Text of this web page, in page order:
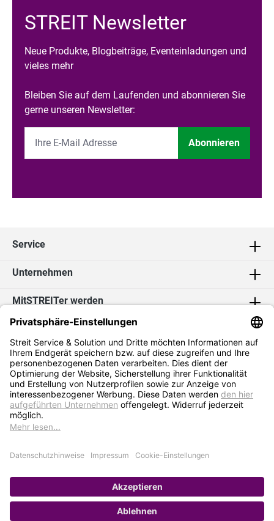
STREIT Newsletter
Neue Produkte, Blogbeiträge, Eventeinladungen und
vieles mehr
Bleiben Sie auf dem Laufenden und abonnieren Sie
gerne unseren Newsletter:
Abonnieren
Service
Unternehmen
MitSTREITer werden
Kontakt
Social Media
* Alle Preise exkl. MwSt. zzgl.Versandkosten
Impressum
Hinweisgebersystem
Erklärung zur Barrierefreiheit